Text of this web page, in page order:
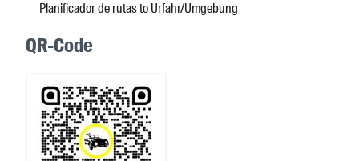
Planificador de rutas to Urfahr/Umgebung
QR-Code